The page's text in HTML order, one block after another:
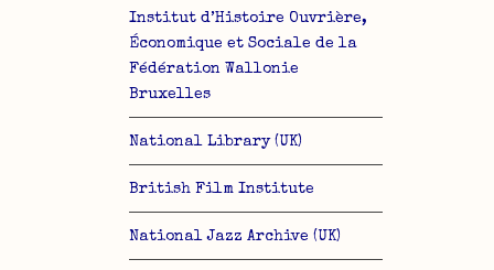
Institut d’Histoire Ouvrière,
Économique et Sociale de la
Fédération Wallonie
Bruxelles
National Library (UK)
British Film Institute
National Jazz Archive (UK)